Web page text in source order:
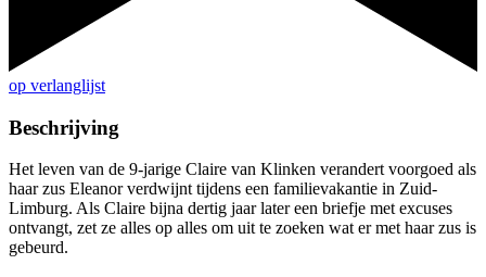
op verlanglijst
Beschrijving
Het leven van de 9-jarige Claire van Klinken verandert voorgoed als
haar zus Eleanor verdwijnt tijdens een familievakantie in Zuid-
Limburg. Als Claire bijna dertig jaar later een briefje met excuses
ontvangt, zet ze alles op alles om uit te zoeken wat er met haar zus is
gebeurd.